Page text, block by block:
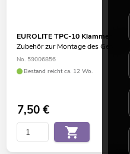
EUROLITE TPC-10 Klammer, silber
Zubehör zur Montage des Gerätes
No. 59006856
Bestand reicht ca. 12 Wo.
7,50€